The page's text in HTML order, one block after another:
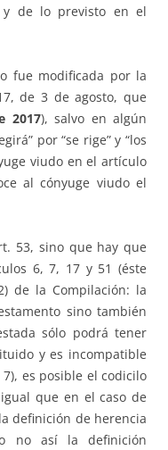
de lo previsto en el
fue modificada por la
de 3 de agosto, que
2017), salvo en algún
por “se rige” y “los
viudo en el artículo
al cónyuge viudo el
53, sino que hay que
6, 7, 17 y 51 (éste
de la Compilación: la
sino también
sólo podrá tener
y es incompatible
es posible el codicilo
que en el caso de
definición de herencia
no así la definición